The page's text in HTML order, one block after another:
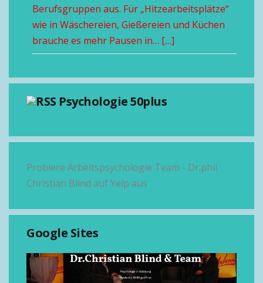
Berufsgruppen aus. Für „Hitzearbeitsplätze“
wie in Wäschereien, Gießereien und Küchen
brauche es mehr Pausen in… […]
Psychologie 50plus
Probiere Arbeitspsychologie Team - Dr.phil.
Christian Blind auf Yelp aus
Google Sites